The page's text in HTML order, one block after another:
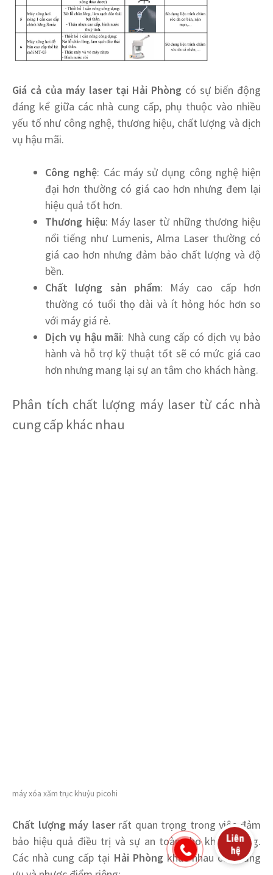
Giá cả của máy laser tại Hải Phòng có sự biến động
đáng kể giữa các nhà cung cấp, phụ thuộc vào nhiều
yếu tố như công nghệ, thương hiệu, chất lượng và dịch
vụ hậu mãi.
Công nghệ: Các máy sử dụng công nghệ hiện
đại hơn thường có giá cao hơn nhưng đem lại
hiệu quả tốt hơn.
Thương hiệu: Máy laser từ những thương hiệu
nổi tiếng như Lumenis, Alma Laser thường có
giá cao hơn nhưng đảm bảo chất lượng và độ
bền.
Chất lượng sản phẩm: Máy cao cấp hơn
thường có tuổi thọ dài và ít hỏng hóc hơn so
với máy giá rẻ.
Dịch vụ hậu mãi: Nhà cung cấp có dịch vụ bảo
hành và hỗ trợ kỹ thuật tốt sẽ có mức giá cao
hơn nhưng mang lại sự an tâm cho khách hàng.
Phân tích chất lượng máy laser từ các nhà
cung cấp khác nhau
máy xóa xăm trục khuỷu picohi
Chất lượng máy laserrất quan trọng trong việc đảm
bảo hiệu quả điều trị và sự an toàn cho khách hàng.
Các nhà cung cấp tại Hải Phòng khác nhau có những